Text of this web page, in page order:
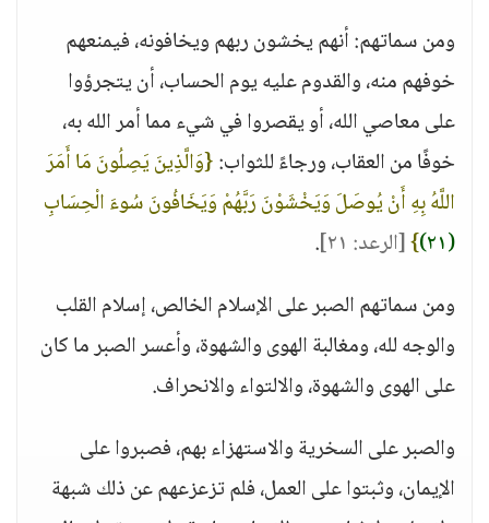
ومن سماتهم: أنهم يخشون ربهم ويخافونه، فيمنعهم
خوفهم منه، والقدوم عليه يوم الحساب، أن يتجرؤوا
على معاصي الله، أو يقصروا في شيء مما أمر الله به،
خوفًا من العقاب، ورجاءً للثواب:{وَالَّذِينَ يَصِلُونَ مَا أَمَرَ
اللَّهُ بِهِ أَنْ يُوصَلَ وَيَخْشَوْنَ رَبَّهُمْ وَيَخَافُونَ سُوءَ الْحِسَابِ
(٢١)
}[الرعد: ٢١]
.
ومن سماتهم الصبر على الإسلام الخالص، إسلام القلب
والوجه لله، ومغالبة الهوى والشهوة، وأعسر الصبر ما كان
على الهوى والشهوة، والالتواء والانحراف.
والصبر على السخرية والاستهزاء بهم، فصبروا على
الإيمان، وثبتوا على العمل، فلم تزعزعهم عن ذلك شبهة